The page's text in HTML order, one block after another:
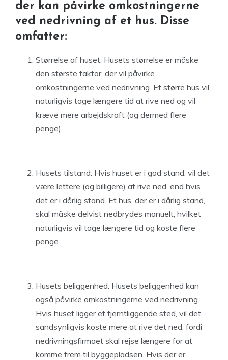
der kan påvirke omkostningerne
ved nedrivning af et hus. Disse
omfatter:
Størrelse af huset: Husets størrelse er måske
den største faktor, der vil påvirke
omkostningerne ved nedrivning. Et større hus vil
naturligvis tage længere tid at rive ned og vil
kræve mere arbejdskraft (og dermed flere
penge).
Husets tilstand: Hvis huset er i god stand, vil det
være lettere (og billigere) at rive ned, end hvis
det er i dårlig stand. Et hus, der er i dårlig stand,
skal måske delvist nedbrydes manuelt, hvilket
naturligvis vil tage længere tid og koste flere
penge.
Husets beliggenhed: Husets beliggenhed kan
også påvirke omkostningerne ved nedrivning.
Hvis huset ligger et fjerntliggende sted, vil det
sandsynligvis koste mere at rive det ned, fordi
nedrivningsfirmaet skal rejse længere for at
komme frem til byggepladsen. Hvis der er